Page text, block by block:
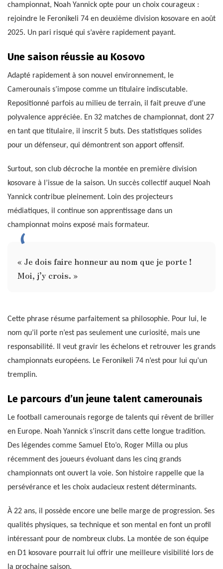
championnat, Noah Yannick opte pour un choix courageux :
rejoindre le Feronikeli 74 en deuxième division kosovare en août
2025. Un pari risqué qui s’avère rapidement payant.
Une saison réussie au Kosovo
Adapté rapidement à son nouvel environnement, le
Camerounais s’impose comme un titulaire indiscutable.
Repositionné parfois au milieu de terrain, il fait preuve d’une
polyvalence appréciée. En 32 matches de championnat, dont 27
en tant que titulaire, il inscrit 5 buts. Des statistiques solides
pour un défenseur, qui démontrent son apport offensif.
Surtout, son club décroche la montée en première division
kosovare à l’issue de la saison. Un succès collectif auquel Noah
Yannick contribue pleinement. Loin des projecteurs
médiatiques, il continue son apprentissage dans un
championnat moins exposé mais formateur.
« Je dois faire honneur au nom que je porte !
Moi, j’y crois. »
Cette phrase résume parfaitement sa philosophie. Pour lui, le
nom qu’il porte n’est pas seulement une curiosité, mais une
responsabilité. Il veut gravir les échelons et retrouver les grands
championnats européens. Le Feronikeli 74 n’est pour lui qu’un
tremplin.
Le parcours d’un jeune talent camerounais
Le football camerounais regorge de talents qui rêvent de briller
en Europe. Noah Yannick s’inscrit dans cette longue tradition.
Des légendes comme Samuel Eto’o, Roger Milla ou plus
récemment des joueurs évoluant dans les cinq grands
championnats ont ouvert la voie. Son histoire rappelle que la
persévérance et les choix audacieux restent déterminants.
À 22 ans, il possède encore une belle marge de progression. Ses
qualités physiques, sa technique et son mental en font un profil
intéressant pour de nombreux clubs. La montée de son équipe
en D1 kosovare pourrait lui offrir une meilleure visibilité lors de
la prochaine saison.